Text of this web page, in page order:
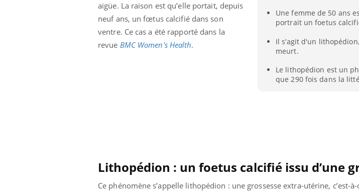
Une femme de 50 ans
portrait un foetus
Il s’agit d'un
meurt.
Le lithopédion est un
que 290 fois dans la
aigüe. La raison est qu’elle portait, depuis
neuf ans, un fœtus calcifié dans son
ventre. Ce cas a été rapporté dans la
revue BMC Women's Health.
Lithopédion : un foetus calcifié issu d’une
Ce phénomène s’appelle lithopédion : une grossesse extra-utérine, c’est-